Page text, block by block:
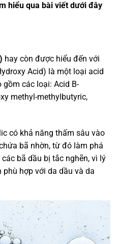
hiểu qua bài viết dưới đây
hay còn được hiểu đến với
Acid) là một loại acid
gồm các loại: Acid B-
methyl-methylbutyric,
có khả năng thấm sâu vào
bã nhờn, từ đó làm phá
bã dầu bị tắc nghẽn, vì lý
hợp với da dầu và da